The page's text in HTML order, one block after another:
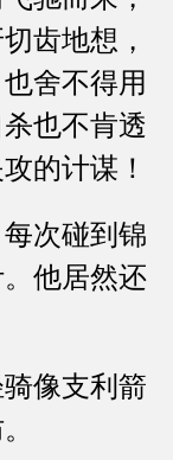
齿地想，
舍不得用
也不肯透
的计谋！
次碰到锦
他居然还
像支利箭